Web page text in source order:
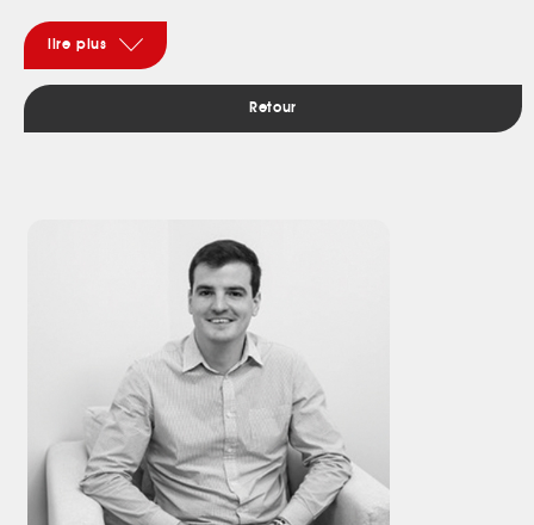
poser ses affaires. L’entrée avec sa verrière blanche permet de
séparer la cuisine tout en conservant la luminosité de la pièce
principale. Nous avons mis en valeur les briques avec une niche
en bois. Les poutres, ont été conservées pour garder l’authenticité
du lieu. Pour accentuer ce côté, nous avons choisi un parquet en
pièce. Pour la salle d’eau, des carreaux de 120x60 cm, de
couleur clair, permettant d’avoir le moins de joints possibles et de
rendre la pièce plus lumineuse. Les carreaux de métro vert d’eau,
au fond de la douche, apportent une touche de couleur subtile à
la pièce. La paroi de douche ainsi que la robinetterie noire
apportent du contraste à la pièce.
lire plus
Retour